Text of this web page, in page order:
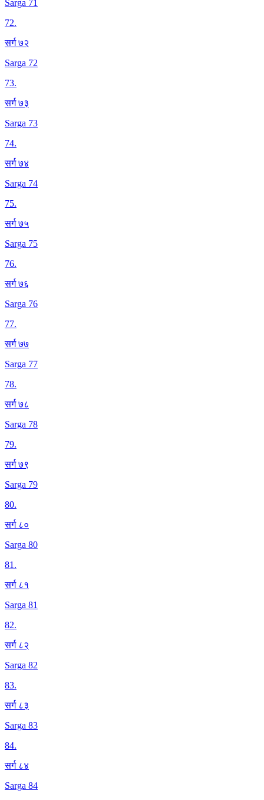
Sarga 71
72.
सर्ग ७२
Sarga 72
73.
सर्ग ७३
Sarga 73
74.
सर्ग ७४
Sarga 74
75.
सर्ग ७५
Sarga 75
76.
सर्ग ७६
Sarga 76
77.
सर्ग ७७
Sarga 77
78.
सर्ग ७८
Sarga 78
79.
सर्ग ७९
Sarga 79
80.
सर्ग ८०
Sarga 80
81.
सर्ग ८१
Sarga 81
82.
सर्ग ८२
Sarga 82
83.
सर्ग ८३
Sarga 83
84.
सर्ग ८४
Sarga 84